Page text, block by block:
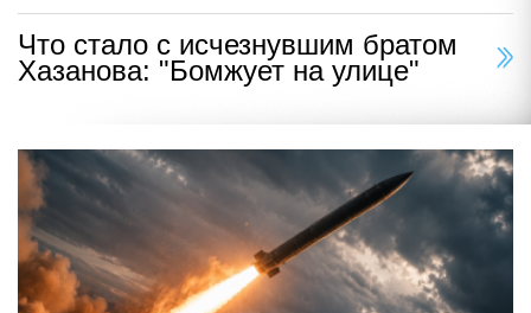
Что стало с исчезнувшим братом
Хазанова: "Бомжует на улице"